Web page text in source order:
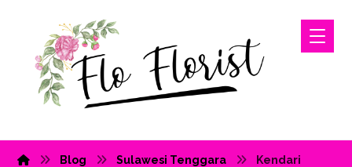
Blog Sulawesi Tenggara Kendari